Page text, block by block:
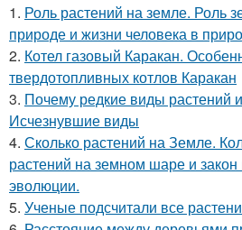
1. Роль растений на земле. Роль
природе и жизни человека в
2. Котел газовый Каракан.
твердотопливных котлов Каракан
3. Почему редкие виды растений
Исчезнувшие виды
4. Сколько растений на Земле.
растений на земном шаре и закон
эволюции.
5. Ученые подсчитали все